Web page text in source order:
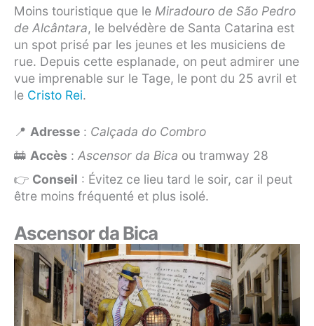
Moins touristique que le Miradouro de São Pedro
de Alcântara, le belvédère de Santa Catarina est
un spot prisé par les jeunes et les musiciens de
rue. Depuis cette esplanade, on peut admirer une
vue imprenable sur le Tage, le pont du 25 avril et
le Cristo Rei.
📍 Adresse : Calçada do Combro
🚋 Accès : Ascensor da Bica ou tramway 28
👉 Conseil : Évitez ce lieu tard le soir, car il peut
être moins fréquenté et plus isolé.
Ascensor da Bica